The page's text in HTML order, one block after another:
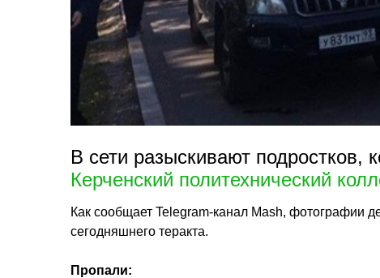
В сети разыскивают подростков,
Керченский политехнический
Как сообщает Telegram-канал Mash, фотографии
сегодняшнего теракта.
Пропали: